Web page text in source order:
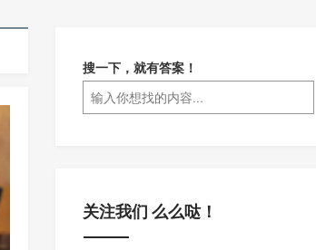
搜一下，就有答案！
关注我们 么么哒！